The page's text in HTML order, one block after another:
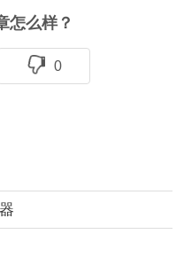
怎么样？
0